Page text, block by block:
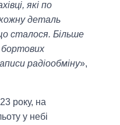
які по
деталь
сталося. Більше
бортових
радіообміну»,
року, на
у небі